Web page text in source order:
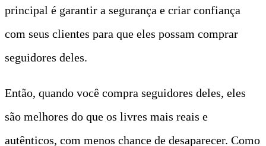
principal é garantir a segurança e criar confiança
com seus clientes para que eles possam comprar
seguidores deles.
Então, quando você compra seguidores deles, eles
são melhores do que os livres mais reais e
autênticos, com menos chance de desaparecer. Como